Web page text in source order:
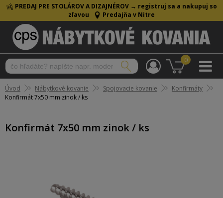
PREDAJ PRE STOLÁROV A DIZAJNÉROV → registruj sa a nakupuj so
zľavou
Predajňa v Nitre
0
Úvod Nábytkové kovanie Spojovacie kovanie
Konfirmáty
Konfirmát 7x50 mm zinok / ks
Konfirmát 7x50 mm zinok / ks